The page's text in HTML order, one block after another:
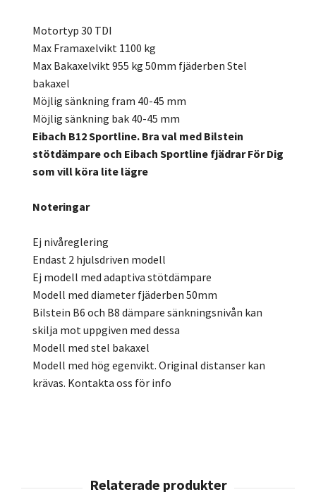
Motortyp 30 TDI
Max Framaxelvikt 1100 kg
Max Bakaxelvikt 955 kg 50mm fjäderben Stel
bakaxel
Möjlig sänkning fram 40-45 mm
Möjlig sänkning bak 40-45 mm
Eibach B12 Sportline. Bra val med Bilstein
stötdämpare och Eibach Sportline fjädrar För Dig
som vill köra lite lägre
Noteringar
Ej nivåreglering
Endast 2 hjulsdriven modell
Ej modell med adaptiva stötdämpare
Modell med diameter fjäderben 50mm
Bilstein B6 och B8 dämpare sänkningsnivån kan
skilja mot uppgiven med dessa
Modell med stel bakaxel
Modell med hög egenvikt. Original distanser kan
krävas. Kontakta oss för info